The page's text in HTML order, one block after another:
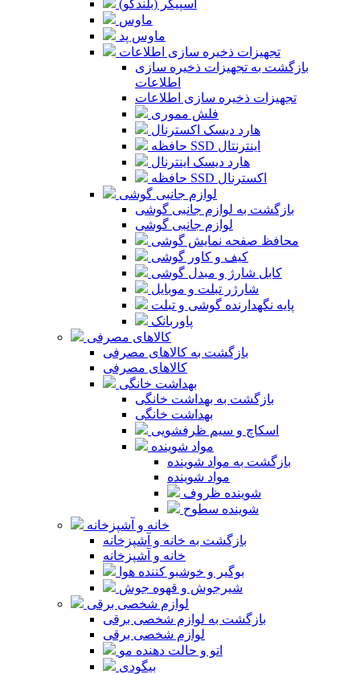
اسپیکر (بلندگو)
ماوس
ماوس پد
تجهیزات ذخیره سازی اطلاعات
بازگشت به تجهیزات ذخیره سازی
اطلاعات
تجهیزات ذخیره سازی اطلاعات
فلش مموری
هارد دیسک اکسترنال
حافظه SSD اینترنتال
هارد دیسک اینترنال
حافظه SSD اکسترنال
لوازم جانبی گوشی
بازگشت به لوازم جانبی گوشی
لوازم جانبی گوشی
محافظ صفحه نمایش گوشی
کیف و کاور گوشی
کابل شارژ و مبدل گوشی
شارژر تبلت و موبایل
پایه نگهدارنده گوشی و تبلت
پاوربانک
کالاهای مصرفی
بازگشت به کالاهای مصرفی
کالاهای مصرفی
بهداشت خانگی
بازگشت به بهداشت خانگی
بهداشت خانگی
اسکاچ و سیم ظرفشویی
مواد شوینده
بازگشت به مواد شوینده
مواد شوینده
شوینده ظروف
شوینده سطوح
خانه و آشپزخانه
بازگشت به خانه و آشپزخانه
خانه و آشپزخانه
بوگیر و خوشبو کننده هوا
شیرجوش و قهوه جوش
لوازم شخصی برقی
بازگشت به لوازم شخصی برقی
لوازم شخصی برقی
اتو و حالت دهنده مو
بیگودی